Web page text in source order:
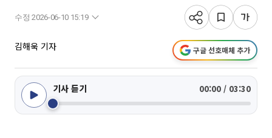
수정 2026-06-10 15:19
김해욱 기자 구글 선호매체 추가
기사 듣기 00:00 / 03:30